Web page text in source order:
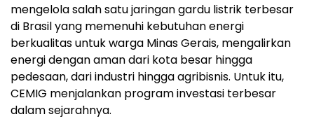
mengelola salah satu jaringan gardu listrik terbesar
di Brasil yang memenuhi kebutuhan energi
berkualitas untuk warga Minas Gerais, mengalirkan
energi dengan aman dari kota besar hingga
pedesaan, dari industri hingga agribisnis. Untuk itu,
CEMIG menjalankan program investasi terbesar
dalam sejarahnya.